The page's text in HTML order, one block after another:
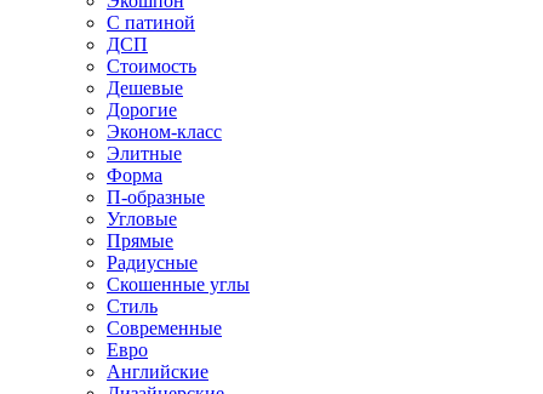
С патиной
ДСП
Стоимость
Дешевые
Дорогие
Эконом-класс
Элитные
Форма
П-образные
Угловые
Прямые
Радиусные
Скошенные углы
Стиль
Современные
Евро
Английские